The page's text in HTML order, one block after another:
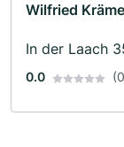
Wilfried
In der Laach
0.0